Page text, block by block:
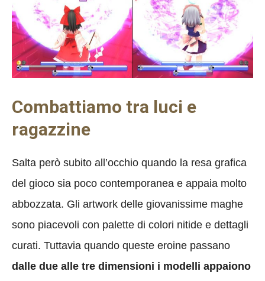
Combattiamo tra luci e
ragazzine
Salta però subito all’occhio quando la resa grafica
del gioco sia poco contemporanea e appaia molto
abbozzata. Gli artwork delle giovanissime maghe
sono piacevoli con palette di colori nitide e dettagli
curati. Tuttavia quando queste eroine passano
dalle due alle tre dimensioni i modelli appaiono